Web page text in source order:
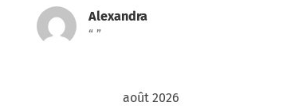
Alexandra
“ ”
août 2026